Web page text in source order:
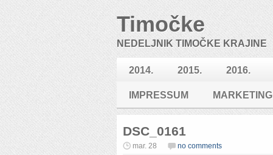
Timočke
NEDELJNIK TIMOČKE KRAJINE
2014. 2015. 2016.
IMPRESSUM MARKETING
DSC_0161
mar. 28 no comments